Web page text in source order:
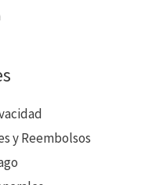
y Reembolsos